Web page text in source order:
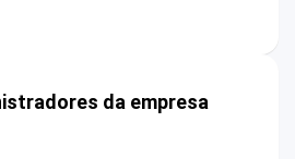
da empresa